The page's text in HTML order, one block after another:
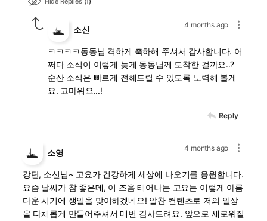
4 months ago
소신
ㅋㅋㅋㅋ동동님 격하게 축하해 주셔서 감사합니다. 어
쩌다 소식이 이렇게 늦게 동동님께 도착한 걸까요..?
순산 소식은 빠르게 전해드릴 수 있도록 노력해 볼게
요. 고마워요...!
Reply
4 months ago
소영
강단, 소신님~ 고요가 건강하게 세상에 나오기를 응원합니다.
요즘 날씨가 참 좋은데, 이 즈음 태어나는 고요는 이렇게 아름
다운 시기에 생일을 맞이하겠네요! 알찬 컨텐츠로 저의 일상
을 다채롭게 만들어주셔서 매번 감사드려요. 앞으로 새로워질